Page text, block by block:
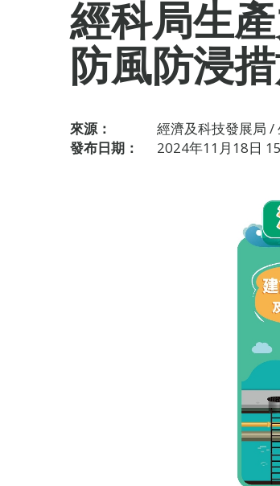
經科局生
防風防浸
來源：
經濟及科技發展局 /
發布日期：
2024年11月18日